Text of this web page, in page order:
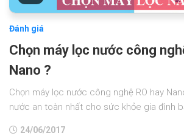
Đánh giá
Chọn máy lọc nước công
Nano ?
Chọn máy lọc nước công nghệ RO hay
nước an toàn nhất cho sức khỏe gia đình
24/06/2017